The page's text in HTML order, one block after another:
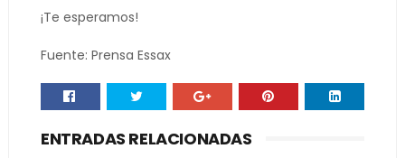
¡Te esperamos!
Fuente: Prensa Essax
ENTRADAS RELACIONADAS